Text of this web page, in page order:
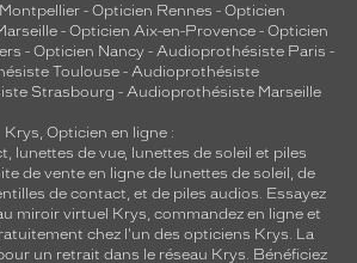
- Opticien Rennes - Opticien
- Opticien Aix-en-Provence - Opticien
- Opticien Nancy - Audioprothésiste Paris -
Toulouse- Audioprothésiste
Strasbourg - Audioprothésiste Marseille
Krys, Opticien en ligne :
, lunettes de vue, lunettes de soleil et piles
de vente en ligne de lunettes de soleil, de
de contact, et de piles audios. Essayez
miroir virtuel Krys, commandez en ligne et
chez l'un des opticiens Krys. La
un retrait dans le réseau Krys. Bénéficiez